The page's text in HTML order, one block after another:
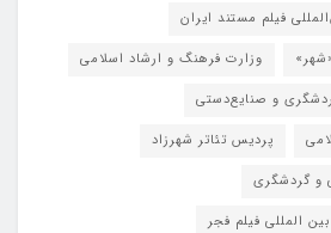
فیلم مستند ایران
وزارت فرهنگ و ارشاد اسلامی
و صنایع‌دستی
پردیس تئاتر شهرزاد
و گردشگری
المللی فیلم فجر